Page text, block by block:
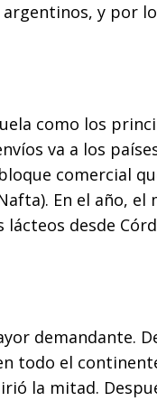
y por
como los
va a los
comercial
En el año,
desde
demandante.
todo el
la mitad.